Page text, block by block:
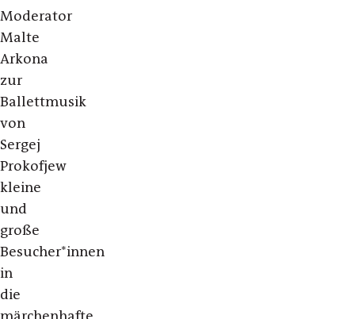
Moderator
Malte
Arkona
zur
Ballettmusik
von
Sergej
Prokofjew
kleine
und
große
Besucher*innen
in
die